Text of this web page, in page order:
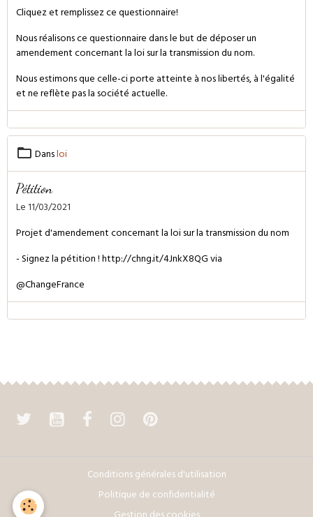
Cliquez et remplissez ce questionnaire!
Nous réalisons ce questionnaire dans le but de déposer un
amendement concernant la loi sur la transmission du nom.
Nous estimons que celle-ci porte atteinte à nos libertés, à l'égalité
et ne reflète pas la société actuelle.
Dansloi
Pétition
Le 11/03/2021
Projet d'amendement concernant la loi sur la transmission du nom
- Signez la pétition !http://chng.it/4JnkX8QGvia
@ChangeFrance
Conditions générales d'utilisation
Politique de confidentialité